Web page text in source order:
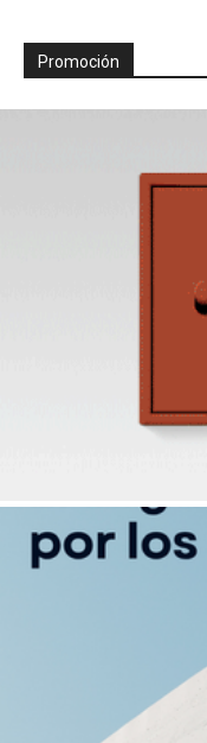
Promoción